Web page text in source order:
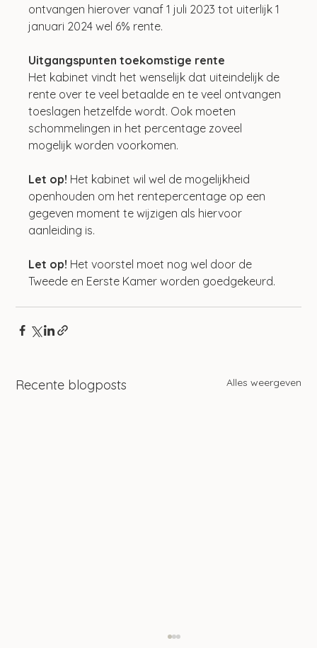
ontvangen hierover vanaf 1 juli 2023 tot uiterlijk 1
januari 2024 wel 6% rente.
Uitgangspunten toekomstige rente
Het kabinet vindt het wenselijk dat uiteindelijk de
rente over te veel betaalde en te veel ontvangen
toeslagen hetzelfde wordt. Ook moeten
schommelingen in het percentage zoveel
mogelijk worden voorkomen.
Let op! Het kabinet wil wel de mogelijkheid
openhouden om het rentepercentage op een
gegeven moment te wijzigen als hiervoor
aanleiding is.
Let op! Het voorstel moet nog wel door de
Tweede en Eerste Kamer worden goedgekeurd.
Recente blogposts Alles weergeven